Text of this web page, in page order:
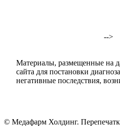
-->
Материалы, размещенные на
сайта для постановки
негативные последствия,
© Медафарм Холдинг.